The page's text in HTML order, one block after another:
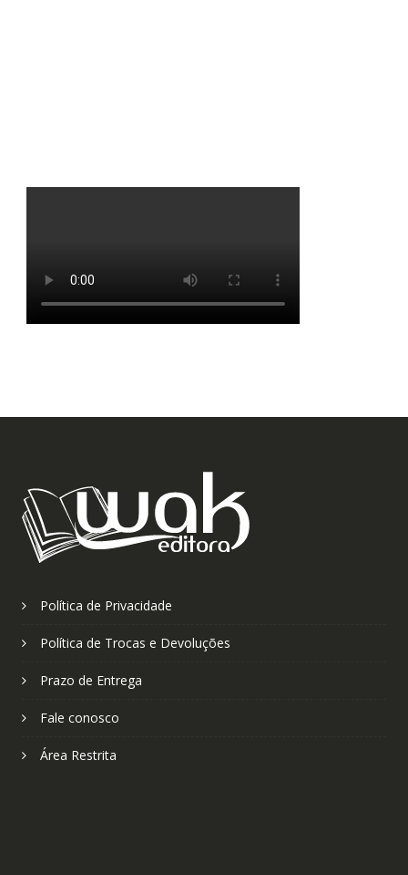
Política de Privacidade
Política de Trocas e Devoluções
Prazo de Entrega
Fale conosco
Área Restrita